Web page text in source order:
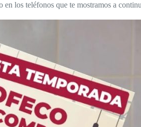
los teléfonos que te mostramos a